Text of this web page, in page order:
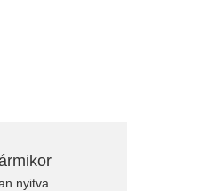
nyitva